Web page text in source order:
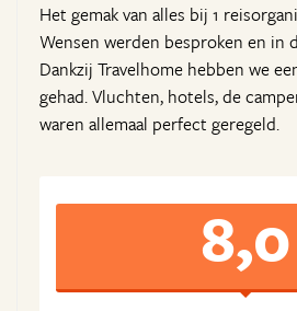
Het gemak van alles bij 1
Wensen werden besproken en in
Dankzij Travelhome hebben we
gehad. Vluchten, hotels, de
waren allemaal perfect geregeld.
8,0